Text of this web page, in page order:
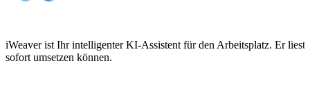
iWeaver ist Ihr intelligenter KI-Assistent für den Arbeitsplatz. Er
sofort umsetzen können.